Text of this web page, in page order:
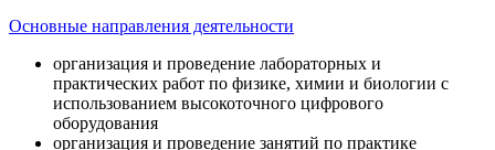
Основные направления деятельности
организация и проведение лабораторных и
практических работ по физике, химии и биологии с
использованием высокоточного цифрового
оборудования
организация и проведение занятий по практике